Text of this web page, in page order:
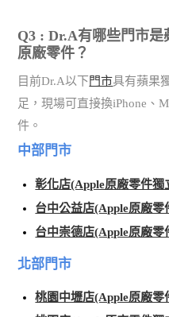
Q3 : Dr.A有哪些門市
原廠零件？
目前Dr.A以下 門市具有蘋果
足，現場可直接換iPhone、
件。
中部門市
彰化店(Apple原廠零件獨
台中公益店(Apple原廠零
台中崇德店(Apple原廠零
北部門市
桃園中壢店(Apple原廠零